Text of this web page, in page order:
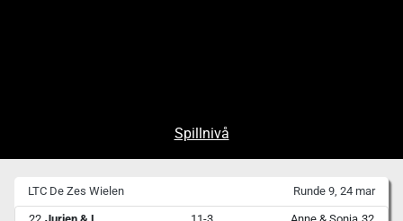
Spillnivå
LTC De Zes Wielen Runde 9, 24 mar